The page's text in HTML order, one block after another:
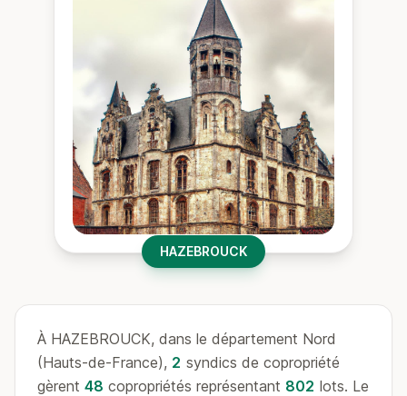
HAZEBROUCK
À HAZEBROUCK, dans le département Nord
(Hauts-de-France), 2 syndics de copropriété
gèrent 48 copropriétés représentant 802 lots. Le